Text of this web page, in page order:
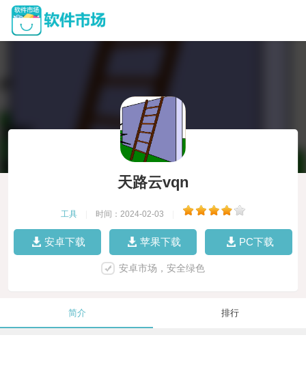
天路云vqn
工具 时间：2024-02-03
安卓下载 苹果下载 PC下载
安卓市场，安全绿色
简介 排行